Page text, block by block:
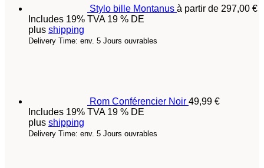
Stylo bille Montanus à partir de 297,00 €
Includes 19% TVA 19 % DE
plus shipping
Delivery Time: env. 5 Jours ouvrables
Rom Conférencier Noir 49,99 €
Includes 19% TVA 19 % DE
plus shipping
Delivery Time: env. 5 Jours ouvrables